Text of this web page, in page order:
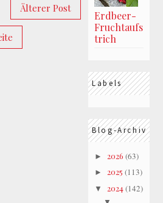
Älterer Post
Erdbeer-
Fruchtaufs
trich
Labels
Blog-Archiv
► 2026 (63)
► 2025 (113)
▼ 2024(142)